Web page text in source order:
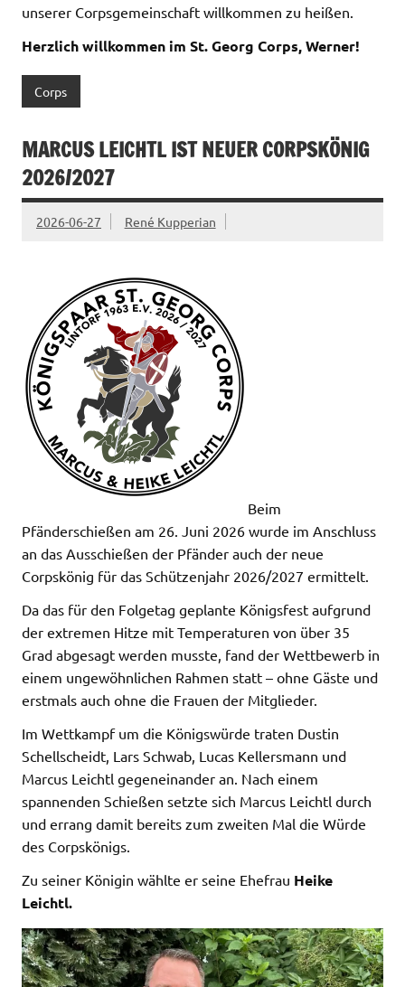
unserer Corpsgemeinschaft willkommen zu heißen.
Herzlich willkommen im St. Georg Corps, Werner!
Corps
MARCUS LEICHTL IST NEUER CORPSKÖNIG
2026/2027
2026-06-27 René Kupperian
Beim
Pfänderschießen am 26. Juni 2026 wurde im Anschluss
an das Ausschießen der Pfänder auch der neue
Corpskönig für das Schützenjahr 2026/2027 ermittelt.
Da das für den Folgetag geplante Königsfest aufgrund
der extremen Hitze mit Temperaturen von über 35
Grad abgesagt werden musste, fand der Wettbewerb in
einem ungewöhnlichen Rahmen statt – ohne Gäste und
erstmals auch ohne die Frauen der Mitglieder.
Im Wettkampf um die Königswürde traten Dustin
Schellscheidt, Lars Schwab, Lucas Kellersmann und
Marcus Leichtl gegeneinander an. Nach einem
spannenden Schießen setzte sich Marcus Leichtl durch
und errang damit bereits zum zweiten Mal die Würde
des Corpskönigs.
Zu seiner Königin wählte er seine Ehefrau Heike
Leichtl.